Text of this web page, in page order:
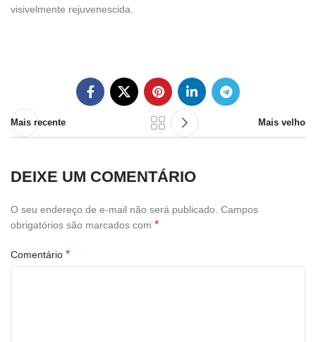
visivelmente rejuvenescida.
Mais recente Mais velho
DEIXE UM COMENTÁRIO
O seu endereço de e-mail não será publicado. Campos
obrigatórios são marcados com *
Comentário *